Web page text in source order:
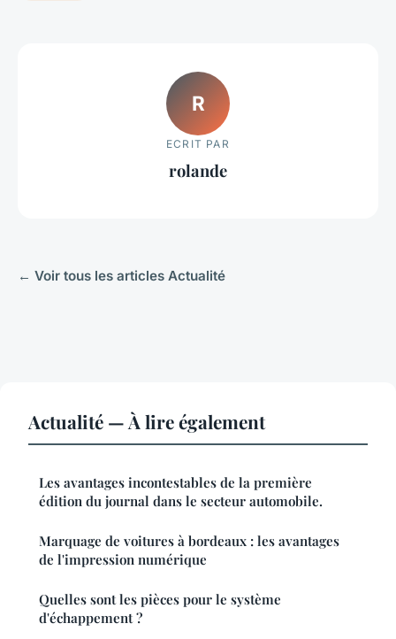
R
ECRIT PAR
rolande
← Voir tous les articles Actualité
Actualité — À lire également
Les avantages incontestables de la première
édition du journal dans le secteur automobile.
Marquage de voitures à bordeaux : les avantages
de l'impression numérique
Quelles sont les pièces pour le système
d'échappement ?